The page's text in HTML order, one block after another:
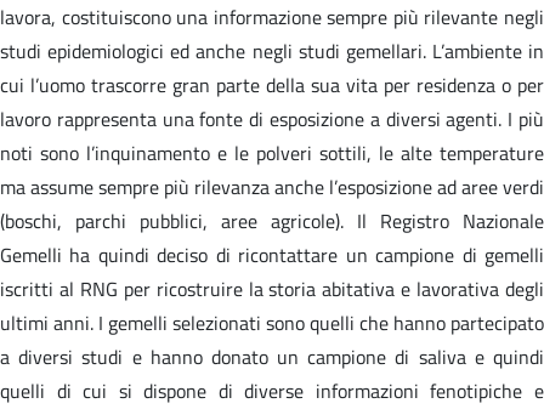
lavora, costituiscono una informazione sempre più rilevante negli
studi epidemiologici ed anche negli studi gemellari. L’ambiente in
cui l’uomo trascorre gran parte della sua vita per residenza o per
lavoro rappresenta una fonte di esposizione a diversi agenti. I più
noti sono l’inquinamento e le polveri sottili, le alte temperature
ma assume sempre più rilevanza anche l’esposizione ad aree verdi
(boschi, parchi pubblici, aree agricole). Il Registro Nazionale
Gemelli ha quindi deciso di ricontattare un campione di gemelli
iscritti al RNG per ricostruire la storia abitativa e lavorativa degli
ultimi anni. I gemelli selezionati sono quelli che hanno partecipato
a diversi studi e hanno donato un campione di saliva e quindi
quelli di cui si dispone di diverse informazioni fenotipiche e